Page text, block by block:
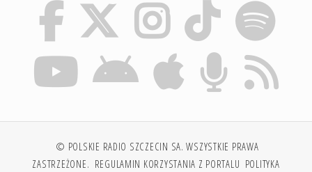
© POLSKIE RADIO SZCZECIN SA. WSZYSTKIE PRAWA
ZASTRZEŻONE. REGULAMIN KORZYSTANIA Z PORTALU POLITYKA